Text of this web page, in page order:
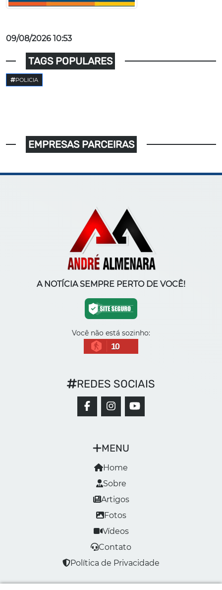
09/08/2026 10:53
TAGS POPULARES
POLICIA
EMPRESAS PARCEIRAS
A NOTÍCIA SEMPRE PERTO DE VOCÊ!
Você não está sozinho:
10
MENU
Home
Sobre
Artigos
Fotos
Vídeos
Contato
Política de Privacidade
REDES SOCIAIS